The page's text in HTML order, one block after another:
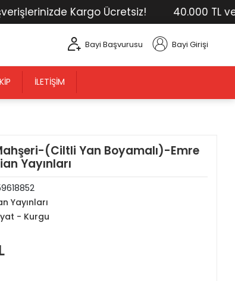
Kargo Ücretsiz! 40.000 TL ve
Bayi Başvurusu Bayi Girişi
İLETIŞIM
(Ciltli Yan Boyamalı)-Emre
Yayınları
Yayınları
- Kurgu